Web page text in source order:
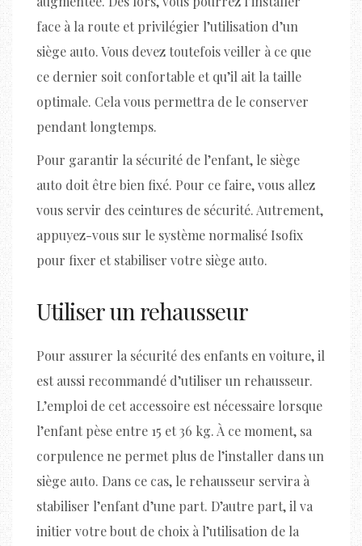
face à la route et privilégier l’utilisation d’un
siège auto. Vous devez toutefois veiller à ce que
ce dernier soit confortable et qu’il ait la taille
optimale. Cela vous permettra de le conserver
pendant longtemps.
Pour garantir la sécurité de l’enfant, le siège
auto doit être bien fixé. Pour ce faire, vous allez
vous servir des ceintures de sécurité. Autrement,
appuyez-vous sur le système normalisé Isofix
pour fixer et stabiliser votre siège auto.
Utiliser un rehausseur
Pour assurer la sécurité des enfants en voiture, il
est aussi recommandé d’utiliser un rehausseur.
L’emploi de cet accessoire est nécessaire lorsque
l’enfant pèse entre 15 et 36 kg. À ce moment, sa
corpulence ne permet plus de l’installer dans un
siège auto. Dans ce cas, le rehausseur servira à
stabiliser l’enfant d’une part. D’autre part, il va
initier votre bout de choix à l’utilisation de la